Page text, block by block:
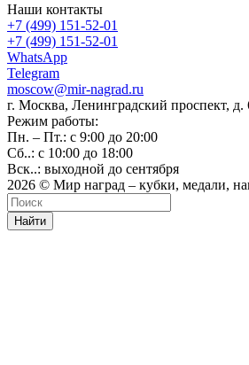
Наши контакты
+7 (499) 151-52-01
+7 (499) 151-52-01
WhatsApp
Telegram
moscow@mir-nagrad.ru
г. Москва, Ленинградский проспект, д.
Режим работы:
Пн. – Пт.: с 9:00 до 20:00
Сб..: с 10:00 до 18:00
Вск..: выходной до сентября
2026 © Мир наград – кубки, медали,
Найти